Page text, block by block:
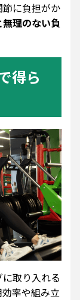
に負担がか
理のない負
得ら
取り入れる
率や組み立